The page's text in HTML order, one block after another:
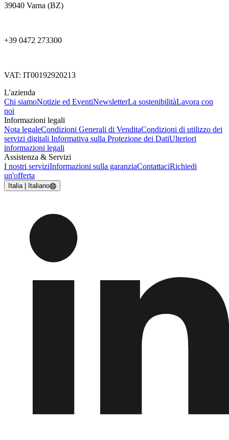
39040 Varna (BZ)
+39 0472 273300
VAT: IT00192920213
L'azienda
Chi siamoNotizie ed EventiNewsletterLa sostenibilitàLavora con
noi
Informazioni legali
Nota legaleCondizioni Generali di VenditaCondizioni di utilizzo dei
servizi digitali Informativa sulla Protezione dei DatiUlteriori
informazioni legali
Assistenza & Servizi
I nostri serviziInformazioni sulla garanziaContattaciRichiedi
un'offerta
Italia | Italiano